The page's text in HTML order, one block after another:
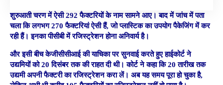
शुरुआती चरण में ऐसी 292 फैक्टरियों के नाम सामने आए। बाद में जांच में पता
चला कि लगभग 270 फैक्टरियां ऐसी हैं, जो प्लास्टिक का उपयोग पैकेजिंग में कर
रही हैं। इनका पीसीबी में रजिस्ट्रेशन होना अनिवार्य है।
और इसी बीच केजीसीसीआई की याचिका पर सुनवाई करते हुए हाईकोर्ट ने
उद्यमियों को 20 दिसंबर तक की राहत दी थी। कोर्ट ने कहा कि 20 तारीख तक
उद्यमी अपनी फैक्टरी का रजिस्ट्रेशन करा लें। अब यह समय पूरा हो चुका है,